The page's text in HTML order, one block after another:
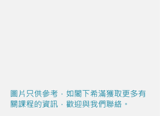
圖片只供參考，如閣下希滿獲取更多有
關課程的資訊，歡迎與我們聯絡。